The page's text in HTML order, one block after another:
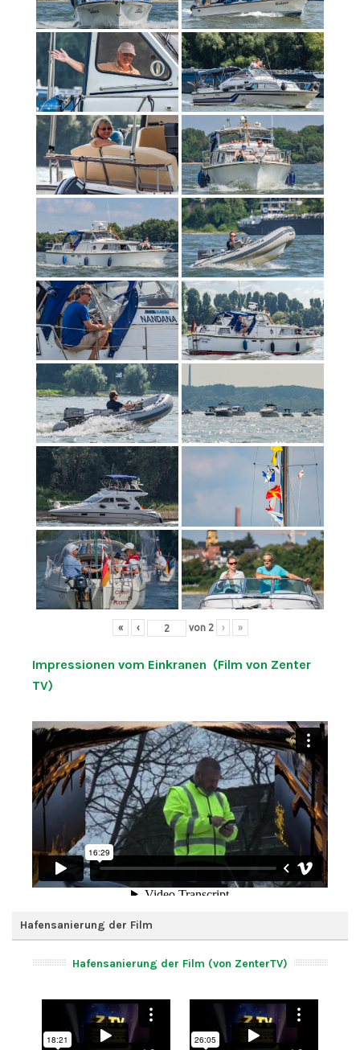
« ‹ von 2 › »
Impressionen vom Einkranen (Film von Zenter
TV)
Hafensanierung der Film
Hafensanierung der Film (von ZenterTV)